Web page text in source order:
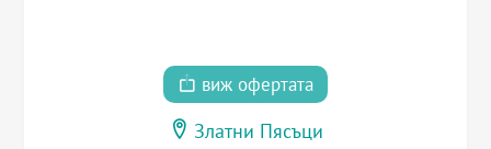
виж офертата
Златни Пясъци